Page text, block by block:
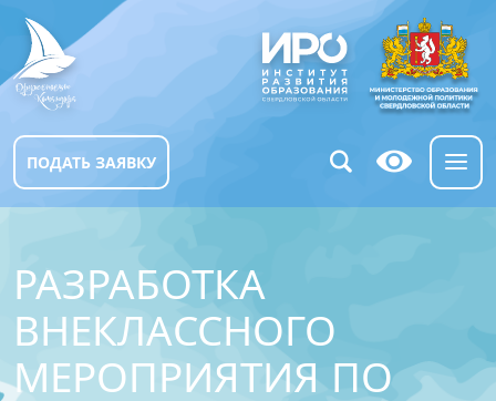
ПОДАТЬ ЗАЯВКУ
РАЗРАБОТКА
ВНЕКЛАССНОГО
МЕРОПРИЯТИЯ ПО